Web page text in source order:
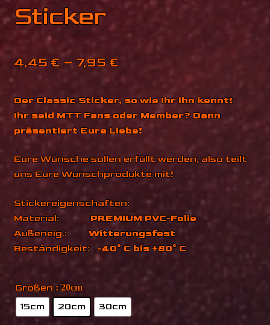
Fotokiste
Sticker
4,45€ – 7,95€Preisspanne:
4,45 €
bis
7,95 €
Der Classic Sticker, so wie Ihr ihn kennt!
Ihr seid MTT Fans oder Member? Dann
präsentiert Eure Liebe!
Eure Wünsche sollen erfüllt werden, also teilt
uns Eure Wunschprodukte mit!
Stickereigenschaften:
Material: PREMIUM PVC-Folie
Außeneig.:Witterungsfest
Beständigkeit:
-40° C bis +80° C
Größen : 20cm
15cm 20cm 30cm